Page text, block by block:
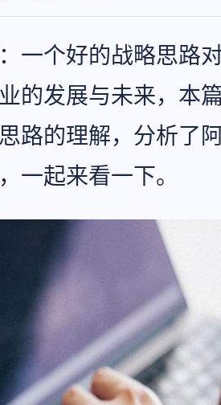
一个好的战略思路
的发展与未来，本
路的理解，分析了
一起来看一下。